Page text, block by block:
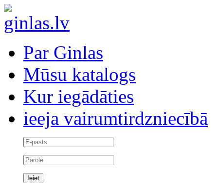
Par Ginlas
Mūsu katalogs
Kur iegādāties
ieeja vairumtirdzniecībā